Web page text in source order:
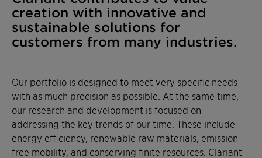
creation with innovative and
sustainable solutions for
customers from many industries.
Our portfolio is designed to meet very specific needs
with as much precision as possible. At the same time,
our research and development is focused on
addressing the key trends of our time. These include
energy efficiency, renewable raw materials, emission-
free mobility, and conserving finite resources. Clariant